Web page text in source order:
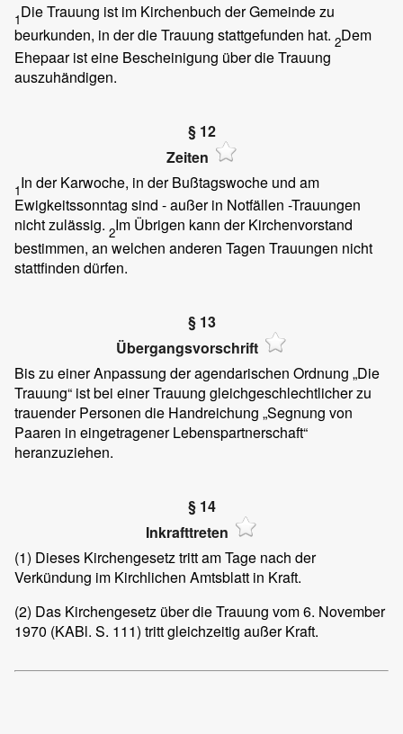
1Die Trauung ist im Kirchenbuch der Gemeinde zu
beurkunden, in der die Trauung stattgefunden hat. 2Dem
Ehepaar ist eine Bescheinigung über die Trauung
auszuhändigen.
§ 12
Zeiten
1In der Karwoche, in der Bußtagswoche und am
Ewigkeitssonntag sind - außer in Notfällen -Trauungen
nicht zulässig. 2Im Übrigen kann der Kirchenvorstand
bestimmen, an welchen anderen Tagen Trauungen nicht
stattfinden dürfen.
§ 13
Übergangsvorschrift
Bis zu einer Anpassung der agendarischen Ordnung „Die
Trauung“ ist bei einer Trauung gleichgeschlechtlicher zu
trauender Personen die Handreichung „Segnung von
Paaren in eingetragener Lebenspartnerschaft“
heranzuziehen.
§ 14
Inkrafttreten
(1) Dieses Kirchengesetz tritt am Tage nach der
Verkündung im Kirchlichen Amtsblatt in Kraft.
(2) Das Kirchengesetz über die Trauung vom 6. November
1970 (KABl. S. 111) tritt gleichzeitig außer Kraft.